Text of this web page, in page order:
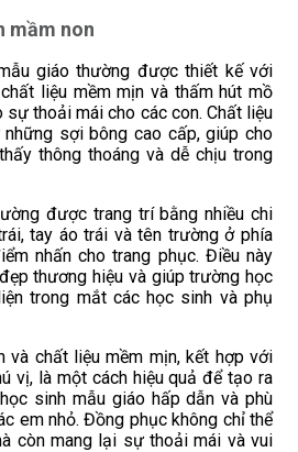
mầm non
giáo thường được thiết kế với
liệu mềm mịn và thấm hút mồ
sự thoải mái cho các con. Chất liệu
sợi bông cao cấp, giúp cho
thông thoáng và dễ chịu trong
được trang trí bằng nhiều chi
tay áo trái và tên trường ở phía
nhấn cho trang phục. Điều này
thương hiệu và giúp trường học
trong mắt các học sinh và phụ
và chất liệu mềm mịn, kết hợp với
vị, là một cách hiệu quả để tạo ra
sinh mẫu giáo hấp dẫn và phù
em nhỏ. Đồng phục không chỉ thể
còn mang lại sự thoải mái và vui